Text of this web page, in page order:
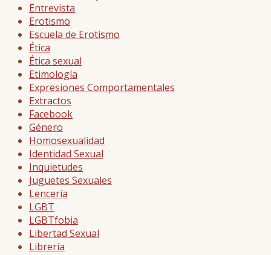
Entrevista
Erotismo
Escuela de Erotismo
Ética
Ética sexual
Etimología
Expresiones Comportamentales
Extractos
Facebook
Género
Homosexualidad
Identidad Sexual
Inquietudes
Juguetes Sexuales
Lencería
LGBT
LGBTfobia
Libertad Sexual
Librería